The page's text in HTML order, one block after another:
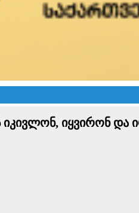
იყვირონ და